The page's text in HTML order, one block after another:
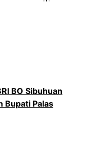
BO Sibuhuan
Bupati Palas